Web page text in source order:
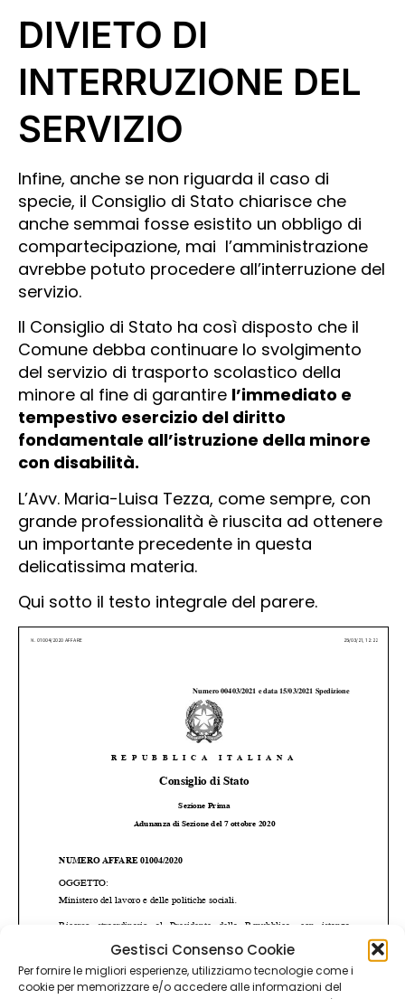
Gestisci Consenso Cookie
Per fornire le migliori esperienze, utilizziamo tecnologie come i
cookie per memorizzare e/o accedere alle informazioni del
DIVIETO DI
INTERRUZIONE DEL
SERVIZIO
Infine, anche se non riguarda il caso di
specie, il Consiglio di Stato chiarisce che
anche semmai fosse esistito un obbligo di
compartecipazione, mai l’amministrazione
avrebbe potuto procedere all’interruzione del
servizio.
Il Consiglio di Stato ha così disposto che il
Comune debba continuare lo svolgimento
del servizio di trasporto scolastico della
minore al fine di garantire l’immediato e
tempestivo esercizio del diritto
fondamentale all’istruzione della minore
con disabilità.
L’Avv. Maria-Luisa Tezza, come sempre, con
grande professionalità è riuscita ad ottenere
un importante precedente in questa
delicatissima materia.
Qui sotto il testo integrale del parere.